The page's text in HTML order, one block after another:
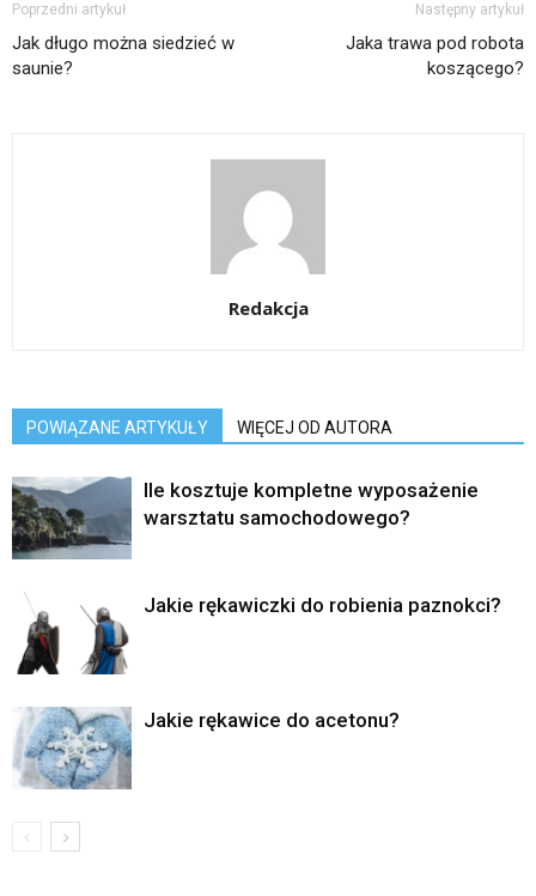
Poprzedni artykuł
Jak długo można siedzieć w
saunie?
Następny artykuł
Jaka trawa pod robota
koszącego?
Redakcja
POWIĄZANE ARTYKUŁY WIĘCEJ OD AUTORA
Ile kosztuje kompletne wyposażenie
warsztatu samochodowego?
Jakie rękawiczki do robienia paznokci?
Jakie rękawice do acetonu?